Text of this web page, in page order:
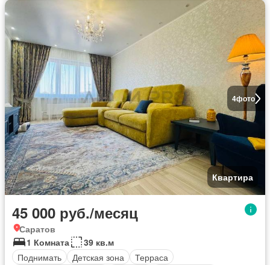
4фото
Квартира
45 000 руб./месяц
Саратов
1 Комната
39 кв.м
Поднимать
Детская зона
Терраса